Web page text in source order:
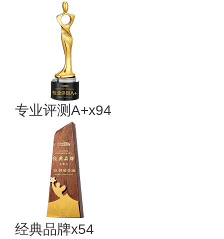
专业评测A+x94
经典品牌x54